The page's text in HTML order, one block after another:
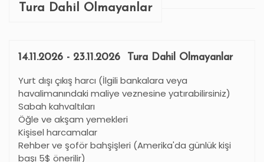
Tura Dahil Olmayanlar
14.11.2026 - 23.11.2026 Tura Dahil Olmayanlar
Yurt dışı çıkış harcı (İlgili bankalara veya
havalimanındaki maliye veznesine yatırabilirsiniz)
Sabah kahvaltıları
Öğle ve akşam yemekleri
Kişisel harcamalar
Rehber ve şoför bahşişleri (Amerika'da günlük kişi
başı 5$ önerilir)